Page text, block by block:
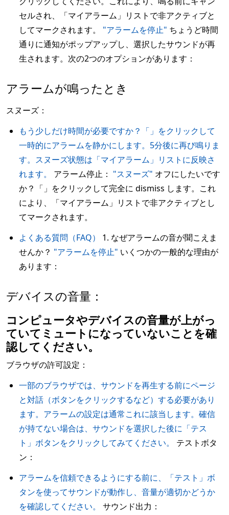
セルされ、「マイアラーム」リストで非アクティブと
してマークされます。 "アラームを停止" ちょうど時間
通りに通知がポップアップし、選択したサウンドが再
生されます。次の2つのオプションがあります：
アラームが鳴ったとき
スヌーズ：
もう少しだけ時間が必要ですか？「」をクリックして
一時的にアラームを静かにします。5分後に再び鳴りま
す。スヌーズ状態は「マイアラーム」リストに反映さ
れます。
アラーム停止： "スヌーズ" オフにしたいです
か？「」をクリックして完全に dismiss します。これ
により、「マイアラーム」リストで非アクティブとし
てマークされます。
よくある質問（FAQ）
1. なぜアラームの音が聞こえま
せんか？ "アラームを停止" いくつかの一般的な理由が
あります：
デバイスの音量：
コンピュータやデバイスの音量が上がっ
ていてミュートになっていないことを確
認してください。
ブラウザの許可設定：
一部のブラウザでは、サウンドを再生する前にページ
と対話（ボタンをクリックするなど）する必要があり
ます。アラームの設定は通常これに該当します。確信
が持てない場合は、サウンドを選択した後に「テス
ト」ボタンをクリックしてみてください。
テストボタ
ン：
アラームを信頼できるようにする前に、「テスト」ボ
タンを使ってサウンドが動作し、音量が適切かどうか
を確認してください。
サウンド出力：